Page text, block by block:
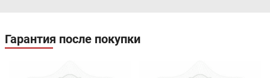
Гарантия после покупки